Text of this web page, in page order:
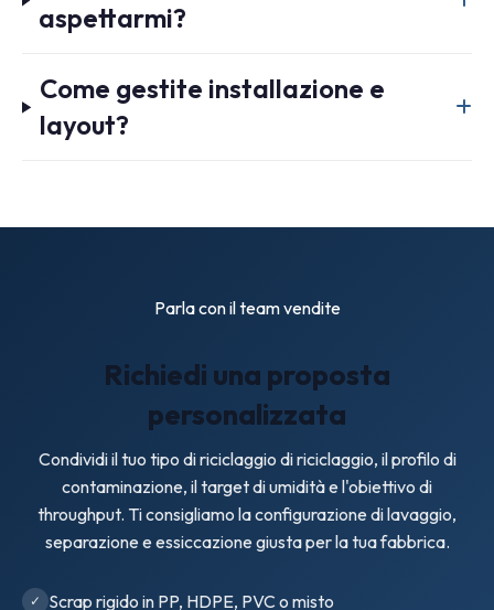
aspettarmi?
Come gestite installazione e
layout?
Parla con il team vendite
Richiedi una proposta
personalizzata
Condividi il tuo tipo di riciclaggio di riciclaggio, il profilo di
contaminazione, il target di umidità e l'obiettivo di
throughput. Ti consigliamo la configurazione di lavaggio,
separazione e essiccazione giusta per la tua fabbrica.
Scrap rigido in PP, HDPE, PVC o misto